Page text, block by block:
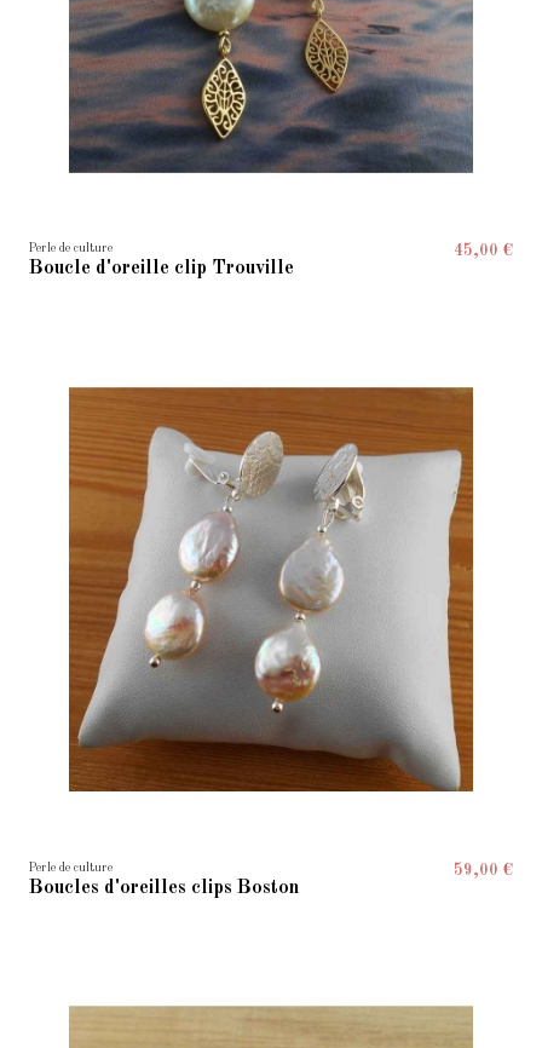
Perle de culture
Boucle d'oreille clip Trouville
45,00 €
Perle de culture
Boucles d'oreilles clips Boston
59,00 €